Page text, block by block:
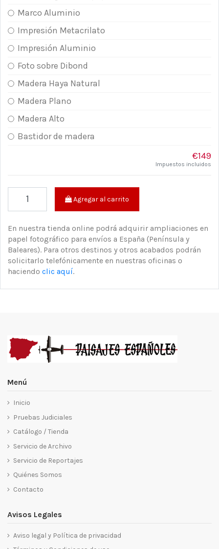
Marco Aluminio
Impresión Metacrilato
Impresión Aluminio
Foto sobre Dibond
Madera Haya Natural
Madera Plano
Madera Alto
Bastidor de madera
€149
Impuestos incluidos
Agregar al carrito
En nuestra tienda online podrá adquirir ampliaciones en
papel fotográfico para envíos a España (Península y
Baleares). Para otros destinos y otros acabados podrán
solicitarlo telefónicamente en nuestras oficinas o
haciendo clic aquí.
Menú
Inicio
Pruebas Judiciales
Catálogo / Tienda
Servicio de Archivo
Servicio de Reportajes
Quiénes Somos
Contacto
Avisos Legales
Aviso legal y Política de privacidad